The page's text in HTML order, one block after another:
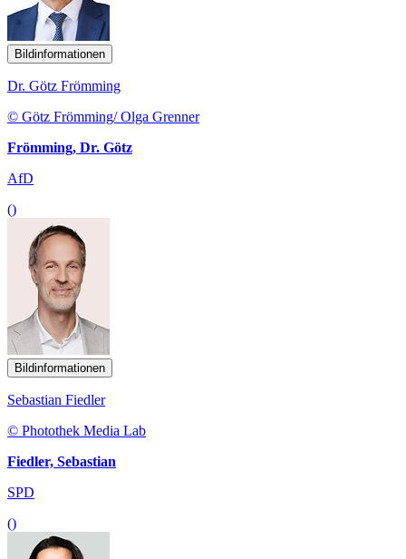
Bildinformationen
Dr. Götz Frömming
© Götz Frömming/ Olga Grenner
Frömming, Dr. Götz
AfD
()
Bildinformationen
Sebastian Fiedler
© Photothek Media Lab
Fiedler, Sebastian
SPD
()